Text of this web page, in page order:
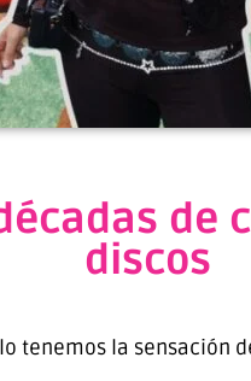
de
discos
tenemos la sensación